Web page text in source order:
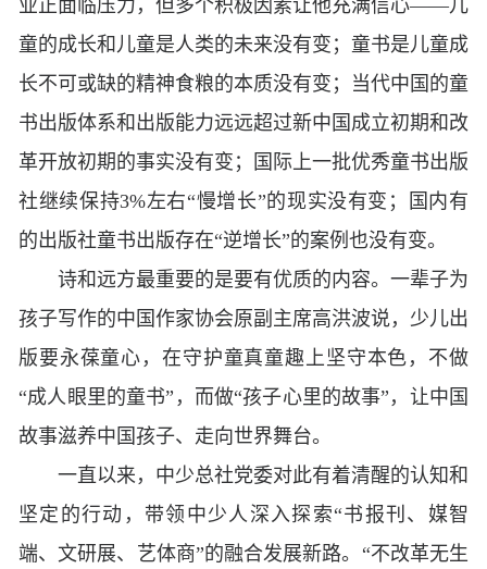
业正面临压力，但多个积极因素让他充满信心——儿
童的成长和儿童是人类的未来没有变；童书是儿童成
长不可或缺的精神食粮的本质没有变；当代中国的童
书出版体系和出版能力远远超过新中国成立初期和改
革开放初期的事实没有变；国际上一批优秀童书出版
社继续保持3%左右“慢增长”的现实没有变；国内有
的出版社童书出版存在“逆增长”的案例也没有变。
诗和远方最重要的是要有优质的内容。一辈子为
孩子写作的中国作家协会原副主席高洪波说，少儿出
版要永葆童心，在守护童真童趣上坚守本色，不做
“成人眼里的童书”，而做“孩子心里的故事”，让中国
故事滋养中国孩子、走向世界舞台。
一直以来，中少总社党委对此有着清醒的认知和
坚定的行动，带领中少人深入探索“书报刊、媒智
端、文研展、艺体商”的融合发展新路。“不改革无生